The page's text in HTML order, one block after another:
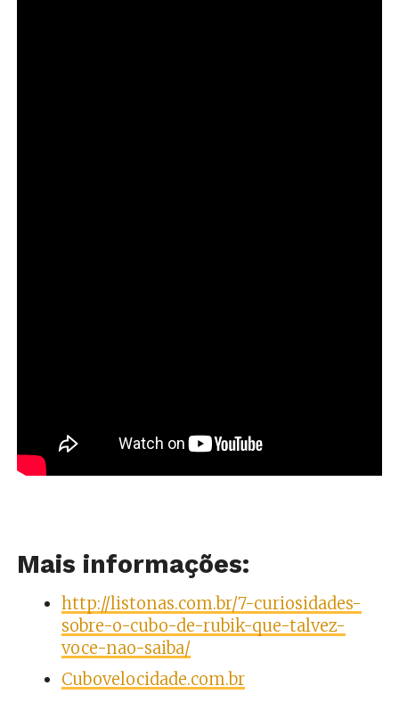
Mais informações:
http://listonas.com.br/7-curiosidades-
sobre-o-cubo-de-rubik-que-talvez-
voce-nao-saiba/
Cubovelocidade.com.br